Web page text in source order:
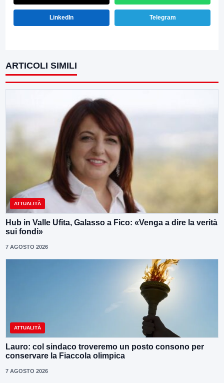
LinkedIn Telegram
ARTICOLI SIMILI
ATTUALITÀ
Hub in Valle Ufita, Galasso a Fico: «Venga a dire la verità
sui fondi»
7 AGOSTO 2026
ATTUALITÀ
Lauro: col sindaco troveremo un posto consono per
conservare la Fiaccola olimpica
7 AGOSTO 2026